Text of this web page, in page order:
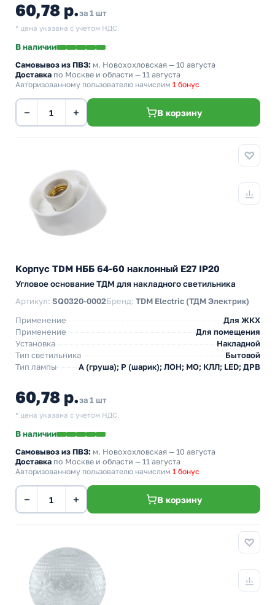
60,78 р.за 1 шт
* цена указана с учетом НДС.
В наличии
Самовывоз из ПВЗ: м. Новохохловская — 10 августа
Доставка по Москве и области — 11 августа
Авторизованному пользователю начислим 1 бонус
− + В корзину
Корпус TDM НББ 64-60 наклонный E27 IP20
Угловое основание ТДМ для накладного светильника
Артикул: SQ0320-0002Бренд: TDM Electric (ТДМ Электрик)
Применение
Для ЖКХ
Применение
Для помещения
Установка
Накладной
Тип светильника
Бытовой
Тип лампы
A (груша); P (шарик); ЛОН; МО; КЛЛ; LED; ДРВ
60,78 р.за 1 шт
* цена указана с учетом НДС.
В наличии
Самовывоз из ПВЗ: м. Новохохловская — 10 августа
Доставка по Москве и области — 11 августа
Авторизованному пользователю начислим 1 бонус
− + В корзину